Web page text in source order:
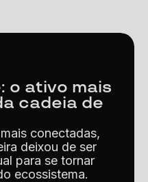
o ativo mais
cadeia de
conectadas,
deixou de ser
para se tornar
ecossistema.